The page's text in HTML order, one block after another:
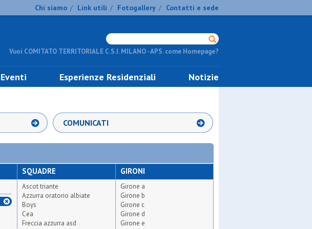
Chi siamo / Link utili / Fotogallery / Contatti e sede
Vuoi COMITATO TERRITORIALE C.S.I. MILANO - APS. come Homepage?
Eventi Esperienze Residenziali Notizie
COMUNICATI
SQUADRE
Ascot triante
Azzurra oratorio albiate
Boys
Cea
Freccia azzurra asd
GIRONI
Girone a
Girone b
Girone c
Girone d
Girone e